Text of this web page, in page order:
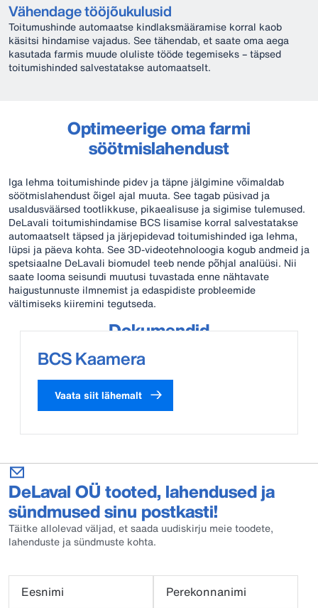
Vähendage tööjõukulusid
Toitumushinde automaatse kindlaksmääramise korral kaob
käsitsi hindamise vajadus. See tähendab, et saate oma aega
kasutada farmis muude oluliste tööde tegemiseks – täpsed
toitumishinded salvestatakse automaatselt.
Optimeerige oma farmi
söötmislahendust
Iga lehma toitumishinde pidev ja täpne jälgimine võimaldab
söötmislahendust õigel ajal muuta. See tagab püsivad ja
usaldusväärsed tootlikkuse, pikaealisuse ja sigimise tulemused.
DeLavali toitumishindamise BCS lisamise korral salvestatakse
automaatselt täpsed ja järjepidevad toitumishinded iga lehma,
lüpsi ja päeva kohta. See 3D-videotehnoloogia kogub andmeid ja
spetsiaalne DeLavali biomudel teeb nende põhjal analüüsi. Nii
saate looma seisundi muutusi tuvastada enne nähtavate
haigustunnuste ilmnemist ja edaspidiste probleemide
vältimiseks kiiremini tegutseda.
Dokumendid
delavali-toitumushindamise-bcs-brosuur.pdf
BCS Kaamera
Vaata siit lähemalt
DeLaval OÜ tooted, lahendused ja
sündmused sinu postkasti!
Täitke allolevad väljad, et saada uudiskirju meie toodete,
lahenduste ja sündmuste kohta.
Eesnimi
Perekonnanimi